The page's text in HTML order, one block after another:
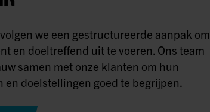
we een gestructureerde aanpak om
en doeltreffend uit te voeren. Ons team
samen met onze klanten om hun
en doelstellingen goed te begrijpen.